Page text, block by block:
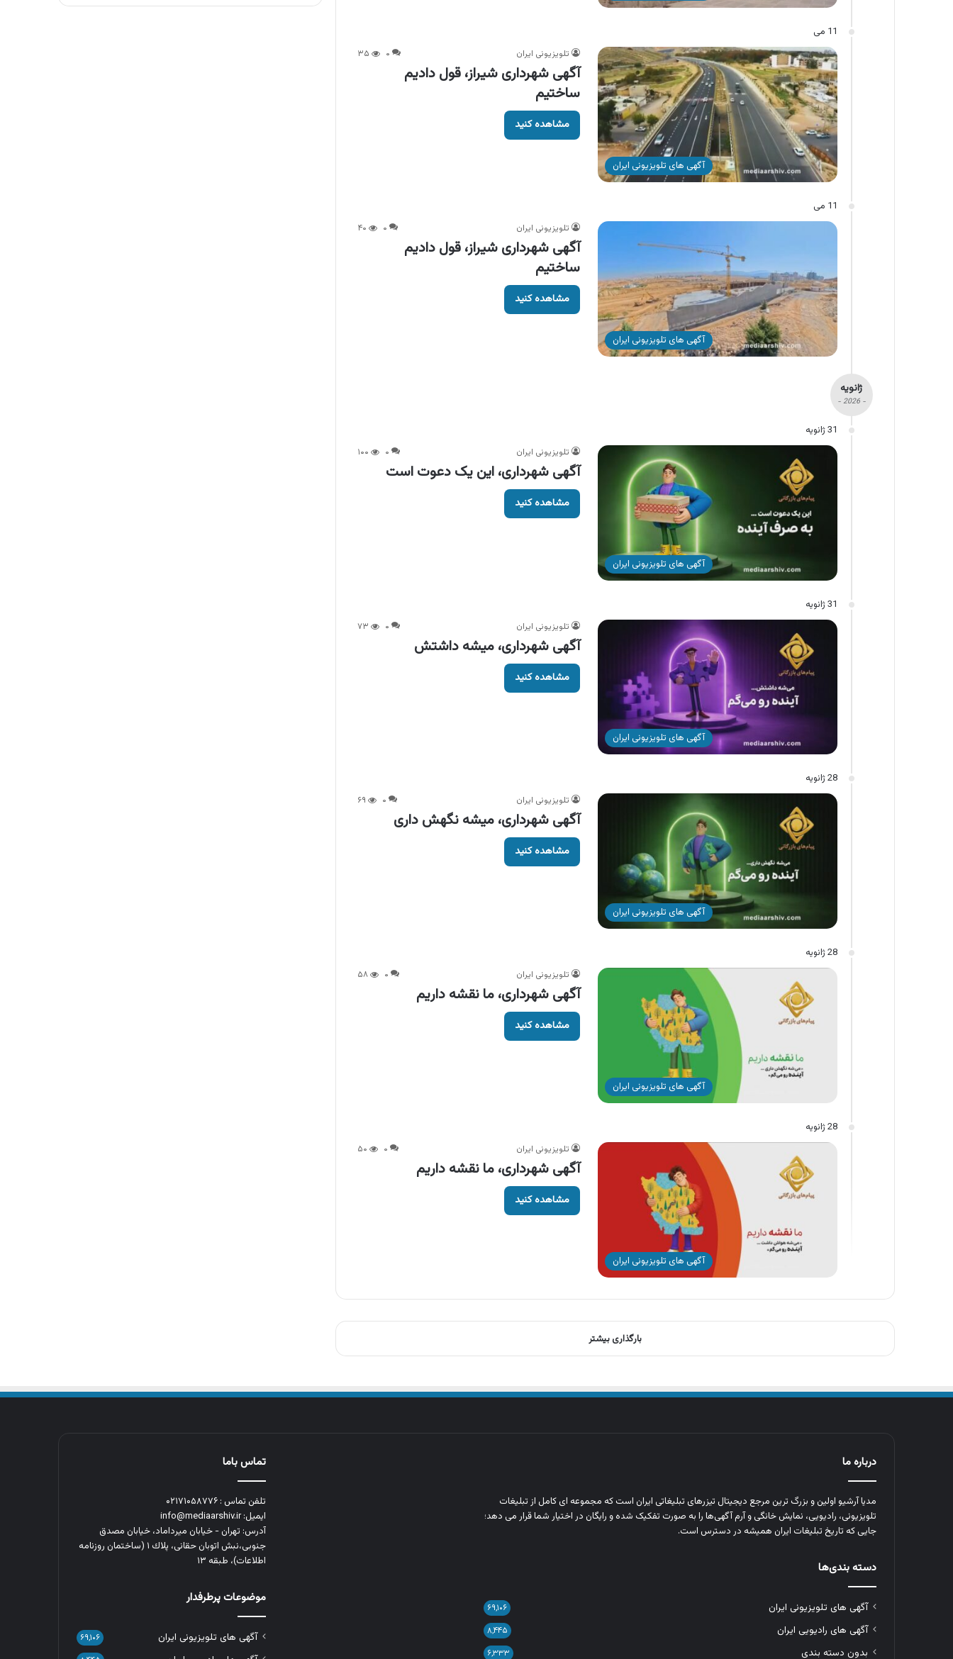
11 می
آگهی های تلویزیونی ایران
تلویزیونی ایران ۰ ۳۵
آگهی شهرداری شیراز، قول دادیم
ساختیم
مشاهده کنید
11 می
آگهی های تلویزیونی ایران
تلویزیونی ایران ۰ ۴۰
آگهی شهرداری شیراز، قول دادیم
ساختیم
مشاهده کنید
ژانویه
- 2026 -
31 ژانویه
آگهی های تلویزیونی ایران
تلویزیونی ایران ۰ ۱۰۰
آگهی شهرداری، این یک دعوت است
مشاهده کنید
31 ژانویه
آگهی های تلویزیونی ایران
تلویزیونی ایران ۰ ۷۳
آگهی شهرداری، میشه داشتش
مشاهده کنید
28 ژانویه
آگهی های تلویزیونی ایران
تلویزیونی ایران ۰ ۶۹
آگهی شهرداری، میشه نگهش داری
مشاهده کنید
28 ژانویه
آگهی های تلویزیونی ایران
تلویزیونی ایران ۰ ۵۸
آگهی شهرداری، ما نقشه داریم
مشاهده کنید
28 ژانویه
آگهی های تلویزیونی ایران
تلویزیونی ایران ۰ ۵۰
آگهی شهرداری، ما نقشه داریم
مشاهده کنید
بارگذاری بیشتر
درباره ما
مدیا آرشیو اولین و بزرگ‌ ترین مرجع دیجیتال تیزرهای تبلیغاتی ایران است که مجموعه‌ ای کامل از تبلیغات
تلویزیونی، رادیویی، نمایش خانگی و آرم‌ آگهی‌ها را به‌ صورت تفکیک‌ شده و رایگان در اختیار شما قرار می‌ دهد؛
جایی که تاریخ تبلیغات ایران همیشه در دسترس است.
دسته بندی‌ها
آگهی های تلویزیونی ایران ۶۹,۱۰۶
آگهی های رادیویی ایران ۸,۴۴۵
بدون دسته بندی ۶,۳۳۳
تماس باما
تلفن تماس : ۰۲۱۷۱۰۵۸۷۷۶
ایمیل: info@mediaarshiv.ir
آدرس: تهران - خیابان میرداماد، خیابان مصدق
جنوبی،نبش اتوبان حقانی، پلاك ١ (ساختمان روزنامه
اطلاعات)، طبقه ۱۳
موضوعات پرطرفدار
آگهی های تلویزیونی ایران ۶۹,۱۰۶